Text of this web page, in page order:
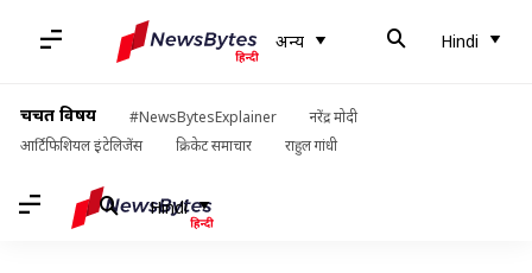
अन्य Hindi
चर्चित विषय #NewsBytesExplainer
नरेंद्र मोदी
आर्टिफिशियल इंटेलिजेंस
क्रिकेट समाचार राहुल गांधी
Hindi